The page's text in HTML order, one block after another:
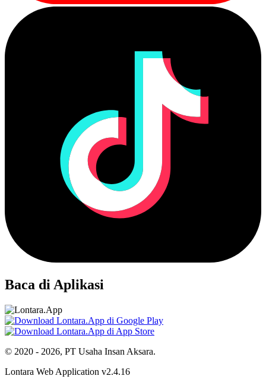
Baca di Aplikasi
© 2020 - 2026, PT Usaha Insan Aksara.
Lontara Web Application v2.4.16